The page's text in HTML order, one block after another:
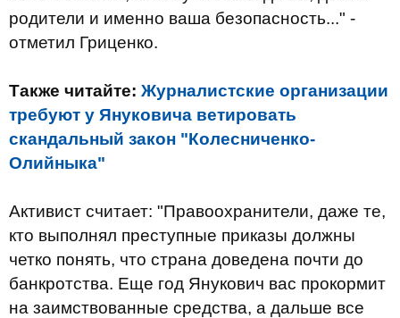
родители и именно ваша безопасность..." -
отметил Гриценко.
Также читайте: Журналистские организации
требуют у Януковича ветировать
скандальный закон "Колесниченко-
Олийныка"
Активист считает: "Правоохранители, даже те,
кто выполнял преступные приказы должны
четко понять, что страна доведена почти до
банкротства. Еще год Янукович вас прокормит
на заимствованные средства, а дальше все